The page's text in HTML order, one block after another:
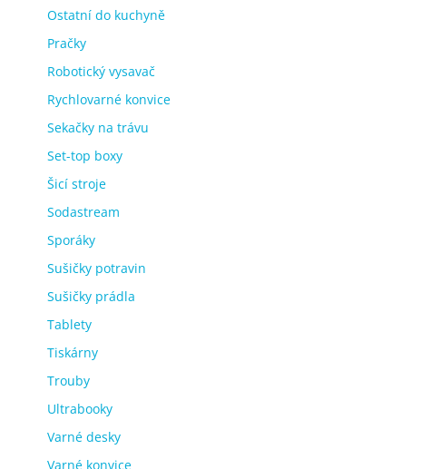
Ostatní do kuchyně
Pračky
Robotický vysavač
Rychlovarné konvice
Sekačky na trávu
Set-top boxy
Šicí stroje
Sodastream
Sporáky
Sušičky potravin
Sušičky prádla
Tablety
Tiskárny
Trouby
Ultrabooky
Varné desky
Varné konvice